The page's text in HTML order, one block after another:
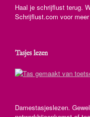
Haal je schrijflust terug.
Schrijflust.com voor
Tasjes lezen
Damestasjeslezen.